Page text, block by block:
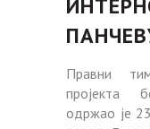
Правни
пројекта
одржао је